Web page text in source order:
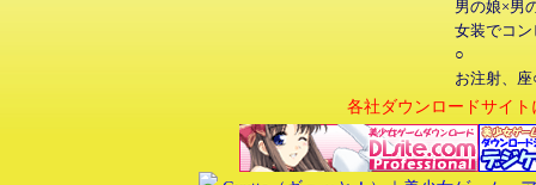
男の娘×男
女装でコ
○
お注射、
各社ダウンロードサイ